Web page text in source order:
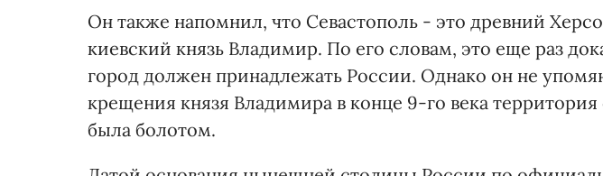
Он также напомнил, что Севастополь - это древний
киевский князь Владимир. По его словам, это еще раз
город должен принадлежать России. Однако он не
крещения князя Владимира в конце 9-го века
была болотом.